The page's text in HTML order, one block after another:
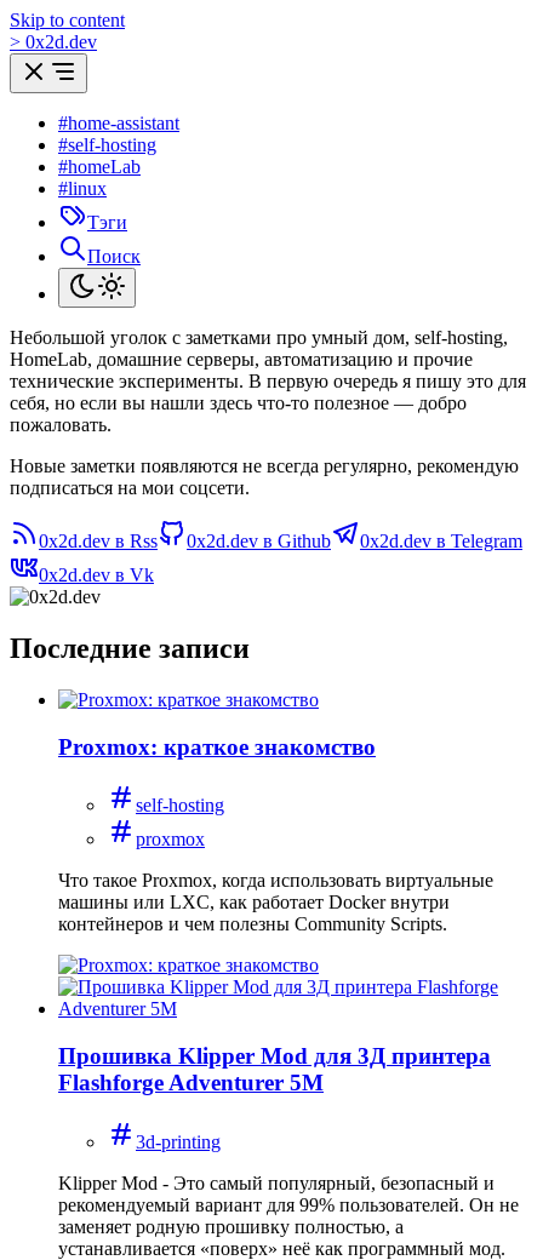
Skip to content
> 0x2d.dev
#home-assistant
#self-hosting
#homeLab
#linux
Тэги
Поиск
Небольшой уголок с заметками про умный дом, self-hosting,
HomeLab, домашние серверы, автоматизацию и прочие
технические эксперименты. В первую очередь я пишу это для
себя, но если вы нашли здесь что-то полезное — добро
пожаловать.
Новые заметки появляются не всегда регулярно, рекомендую
подписаться на мои соцсети.
0x2d.dev в Rss 0x2d.dev в Github
0x2d.dev в Telegram
0x2d.dev в Vk
Последние записи
Proxmox: краткое знакомство
self-hosting
proxmox
Что такое Proxmox, когда использовать виртуальные
машины или LXC, как работает Docker внутри
контейнеров и чем полезны Community Scripts.
Прошивка Klipper Mod для 3Д принтера
Flashforge Adventurer 5M
3d-printing
Klipper Mod - Это самый популярный, безопасный и
рекомендуемый вариант для 99% пользователей. Он не
заменяет родную прошивку полностью, а
устанавливается «поверх» неё как программный мод.